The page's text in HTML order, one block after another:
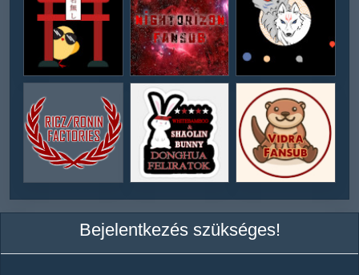
Bejelentkezés szükséges!